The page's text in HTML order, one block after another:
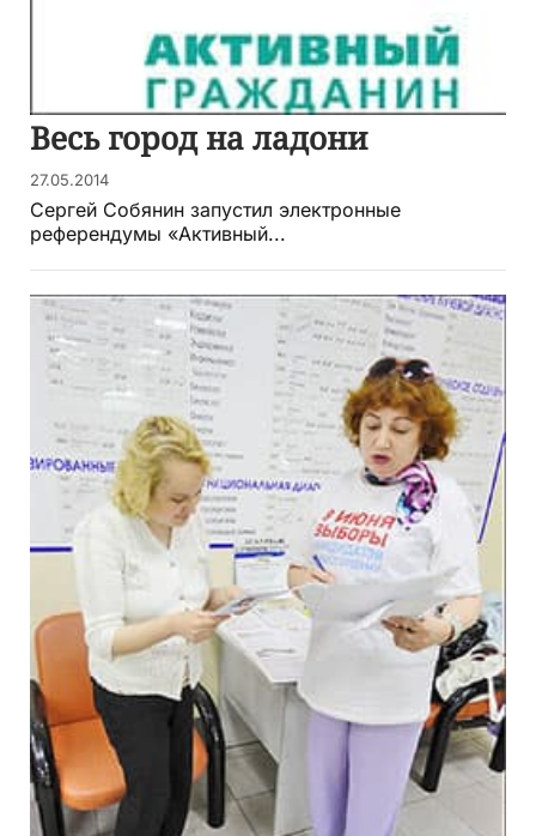
Весь город на ладони
27.05.2014
Сергей Собянин запустил электронные
референдумы «Активный...